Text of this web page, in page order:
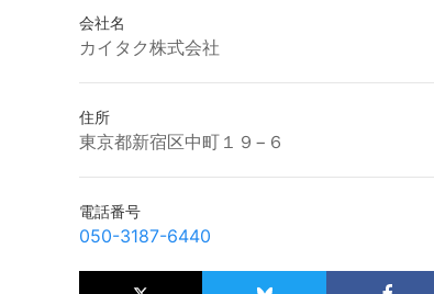
会社名
カイタク株式会社
住所
東京都新宿区中町１９−６
電話番号
050-3187-6440